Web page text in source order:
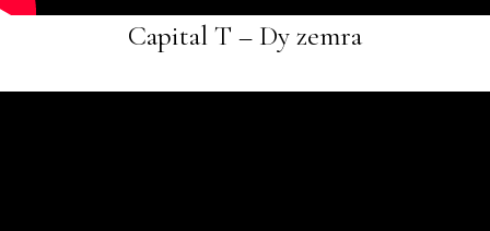
Capital T – Dy zemra